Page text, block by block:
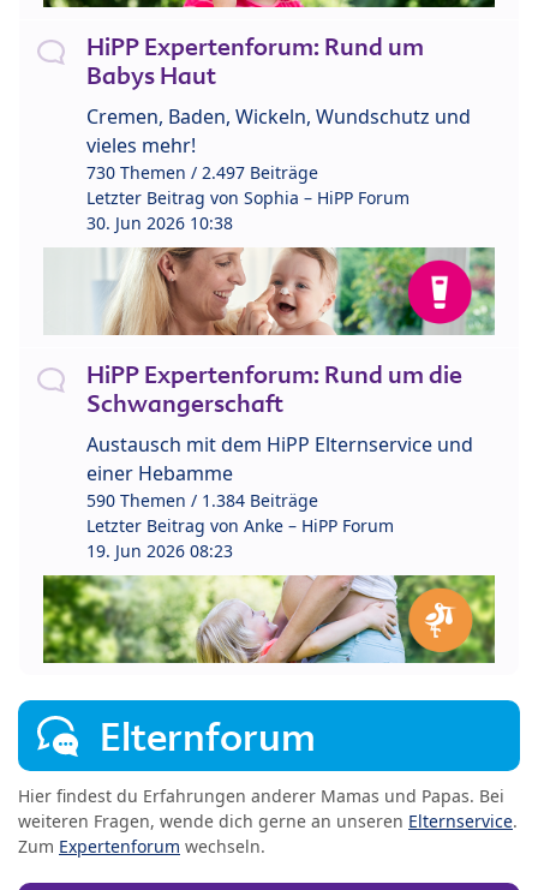
HiPP Expertenforum: Rund um
Babys Haut
Cremen, Baden, Wickeln, Wundschutz und
vieles mehr!
730 Themen / 2.497 Beiträge
Letzter Beitrag von Sophia – HiPP Forum
30. Jun 2026 10:38
HiPP Expertenforum: Rund um die
Schwangerschaft
Austausch mit dem HiPP Elternservice und
einer Hebamme
590 Themen / 1.384 Beiträge
Letzter Beitrag von Anke – HiPP Forum
19. Jun 2026 08:23
Elternforum
Hier findest du Erfahrungen anderer Mamas und Papas. Bei
weiteren Fragen, wende dich gerne an unseren Elternservice.
Zum Expertenforum wechseln.